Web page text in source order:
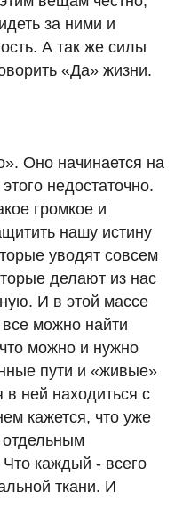
за ними и
А так же силы
«Да» жизни.
Оно начинается на
недостаточно.
громкое и
нашу истину
уводят совсем
делают из нас
И в этой массе
можно найти
можно и нужно
пути и «живые»
ней находиться с
кажется, что уже
отдельным
каждый - всего
ткани. И